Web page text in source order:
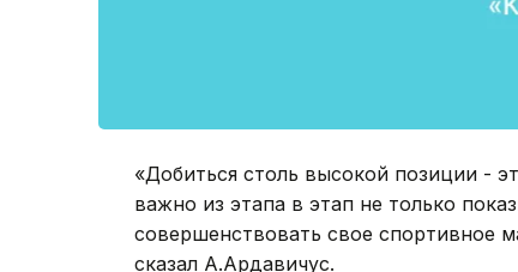
«Добиться столь высокой позиции -
важно из этапа в этап не только
совершенствовать свое спортивное
сказал А.Ардавичус.